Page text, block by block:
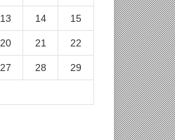
13 14 15
20 21 22
27 28 29